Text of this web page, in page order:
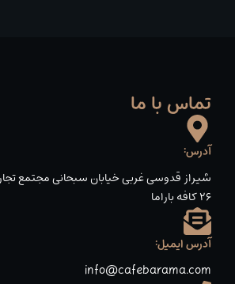
تماس با ما
آدرس:
شیراز قدوسی غربی خیابان سبحانی مجتمع
۲۶ کافه باراما
آدرس ایمیل:
info@cafebarama.com